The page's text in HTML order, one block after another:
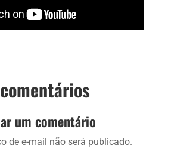
um comentário
de e-mail não será publicado.